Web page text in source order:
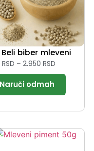
Beli biber mleveni
RSD – 2.950 RSD